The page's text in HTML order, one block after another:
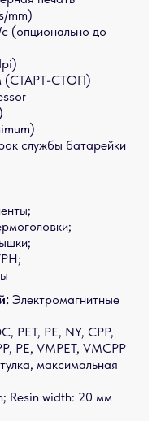
mm)
(опционально до
(СТАРТ-СТОП)
службы батарейки
Электромагнитные
PET, PE, NY, CPP,
PE, VMPET, VMCPP
максимальная
Resin width: 20 мм